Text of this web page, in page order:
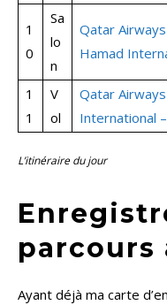
1
0
Sa
lo
n
Qatar
Hamad
1
1
V
ol
Qatar
International
L’itinéraire du jour
parcours
Ayant déjà ma carte